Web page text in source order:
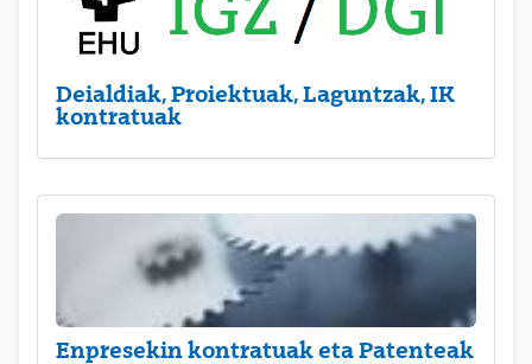
Deialdiak, Proiektuak, Laguntzak, IK
kontratuak
Enpresekin kontratuak eta Patenteak